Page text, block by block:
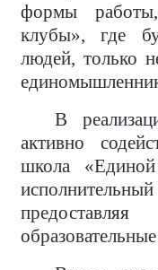
формы
клубы», где
людей, только
В
активно
школа